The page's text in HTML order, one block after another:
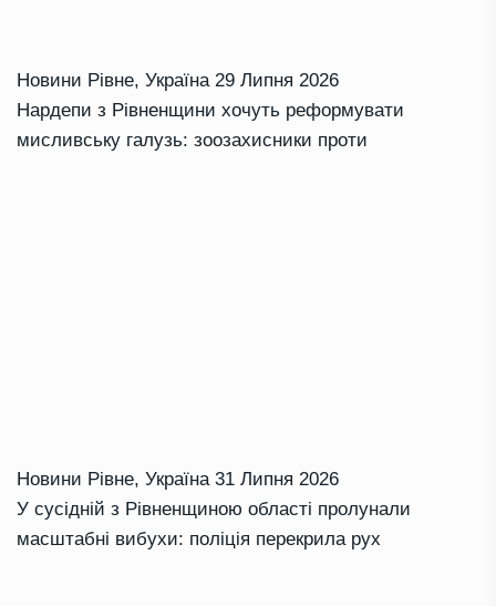
Новини Рівне, Україна 29 Липня 2026
Нардепи з Рівненщини хочуть реформувати
мисливську галузь: зоозахисники проти
Новини Рівне, Україна 31 Липня 2026
У сусідній з Рівненщиною області пролунали
масштабні вибухи: поліція перекрила рух